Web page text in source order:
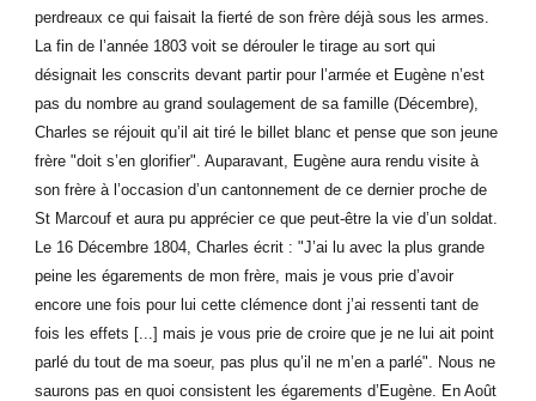
perdreaux ce qui faisait la fierté de son frère déjà sous les armes.
La fin de l’année 1803 voit se dérouler le tirage au sort qui
désignait les conscrits devant partir pour l’armée et Eugène n’est
pas du nombre au grand soulagement de sa famille (Décembre),
Charles se réjouit qu’il ait tiré le billet blanc et pense que son jeune
frère "doit s’en glorifier". Auparavant, Eugène aura rendu visite à
son frère à l’occasion d’un cantonnement de ce dernier proche de
St Marcouf et aura pu apprécier ce que peut-être la vie d’un soldat.
Le 16 Décembre 1804, Charles écrit : "J’ai lu avec la plus grande
peine les égarements de mon frère, mais je vous prie d’avoir
encore une fois pour lui cette clémence dont j’ai ressenti tant de
fois les effets [...] mais je vous prie de croire que je ne lui ait point
parlé du tout de ma soeur, pas plus qu’il ne m’en a parlé". Nous ne
saurons pas en quoi consistent les égarements d’Eugène. En Août